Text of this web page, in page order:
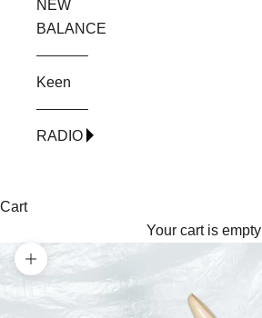
NEW
BALANCE
Keen
RADIO
Cart
Your cart is empty
Zoom picture